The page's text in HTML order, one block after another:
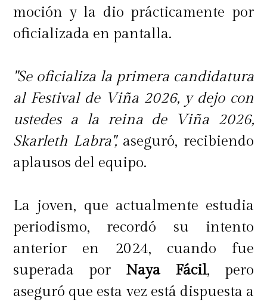
moción y la dio prácticamente por
oficializada en pantalla.
"Se oficializa la primera candidatura
al Festival de Viña 2026, y dejo con
ustedes a la reina de Viña 2026,
Skarleth Labra",aseguró, recibiendo
aplausos del equipo.
La joven, que actualmente estudia
periodismo, recordó su intento
anterior en 2024, cuando fue
superada por Naya Fácil, pero
aseguró que esta vez está dispuesta a